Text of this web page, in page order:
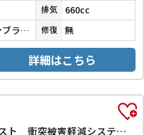
排気 660cc
アーバンブラウンパールメタリック 修復 無
詳細はこちら
L クリアランスソナー レーンアシスト 衝突被害軽減システム オートライト アイドリングストップ 電動格納ミラー シートヒーター CVT ESC CD エアコン